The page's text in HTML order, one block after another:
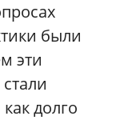
были
эти
долго